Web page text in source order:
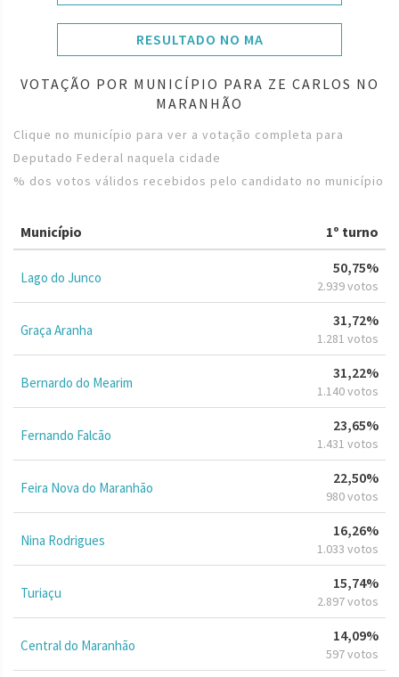
RESULTADO NO MA
VOTAÇÃO POR MUNICÍPIO PARA ZE CARLOS NO
MARANHÃO
Clique no município para ver a votação completa para
Deputado Federal naquela cidade
% dos votos válidos recebidos pelo candidato no município
Município 1º turno
Lago do Junco
50,75%
2.939 votos
Graça Aranha
31,72%
1.281 votos
Bernardo do Mearim
31,22%
1.140 votos
Fernando Falcão
23,65%
1.431 votos
Feira Nova do Maranhão
22,50%
980 votos
Nina Rodrigues
16,26%
1.033 votos
Turiaçu
15,74%
2.897 votos
Central do Maranhão
14,09%
597 votos